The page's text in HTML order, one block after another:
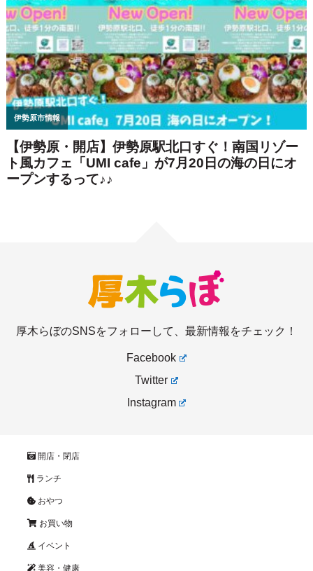
厚木らぼのSNSをフォローして、最新情報をチェック！
Facebook
Twitter
Instagram
開店・閉店
ランチ
おやつ
お買い物
イベント
美容・健康